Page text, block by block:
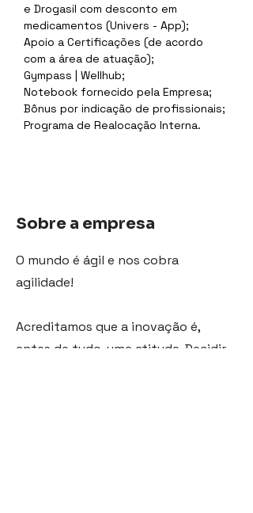
e Drogasil com desconto em
medicamentos (Univers - App);
Apoio a Certificações (de acordo
com a área de atuação);
Gympass | Wellhub;
Notebook fornecido pela Empresa;
Bônus por indicação de profissionais;
Programa de Realocação Interna.
Sobre a empresa
O mundo é ágil e nos cobra
agilidade!
Acreditamos que a inovação é,
antes de tudo, uma atitude. Decidir,